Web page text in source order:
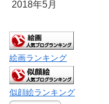
2018年5月
絵画ランキング
似顔絵ランキング